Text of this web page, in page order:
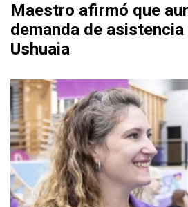
Maestro afirmó que
demanda de
Ushuaia